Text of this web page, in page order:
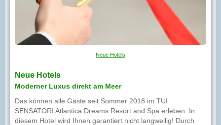
Neue Hotels
Neue Hotels
Moderner Luxus direkt am Meer
Das können alle Gäste seit Sommer 2018 im TUI
SENSATORI Atlantica Dreams Resort and Spa erleben. In
diesem Hotel wird Ihnen garantiert nicht langweilig! Durch